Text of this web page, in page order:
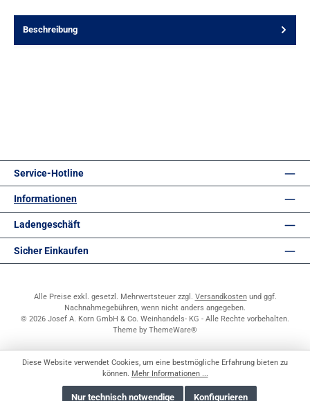
Beschreibung
Service-Hotline
Informationen
Ladengeschäft
Sicher Einkaufen
Alle Preise exkl. gesetzl. Mehrwertsteuer zzgl. Versandkostenund ggf.
Nachnahmegebühren, wenn nicht anders angegeben.
© 2026 Josef A. Korn GmbH & Co. Weinhandels- KG - Alle Rechte vorbehalten.
Theme by ThemeWare®
Diese Website verwendet Cookies, um eine bestmögliche Erfahrung bieten zu
können. Mehr Informationen ...
Nur technisch notwendige Konfigurieren